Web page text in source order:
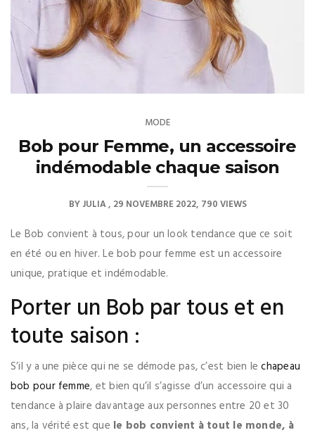
MODE
Bob pour Femme, un accessoire
indémodable chaque saison
BYJULIA 29 NOVEMBRE 2022 790 VIEWS
Le Bob convient à tous, pour un look tendance que ce soit
en été ou en hiver. Le bob pour femme est un accessoire
unique, pratique et indémodable.
Porter un Bob par tous et en
toute saison :
S’il y a une pièce qui ne se démode pas, c’est bien lechapeau
bob pour femme, et bien qu’il s’agisse d’un accessoire qui a
tendance à plaire davantage aux personnes entre 20 et 30
ans, la vérité est que le bob convient à tout le monde, à